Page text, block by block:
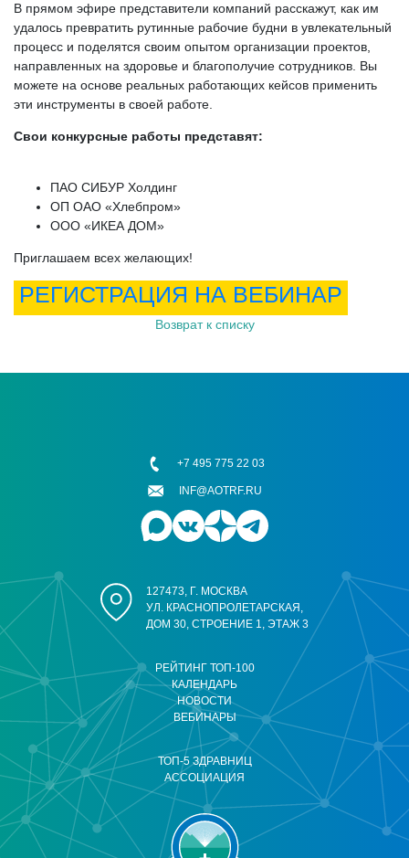
В прямом эфире представители компаний расскажут, как им
удалось превратить рутинные рабочие будни в увлекательный
процесс и поделятся своим опытом организации проектов,
направленных на здоровье и благополучие сотрудников. Вы
можете на основе реальных работающих кейсов применить
эти инструменты в своей работе.
Свои конкурсные работы представят:
ПАО СИБУР Холдинг
ОП ОАО «Хлебпром»
ООО «ИКЕА ДОМ»
Приглашаем всех желающих!
РЕГИСТРАЦИЯ НА ВЕБИНАР
Возврат к списку
РЕЙТИНГ ТОП-100
КАЛЕНДАРЬ
НОВОСТИ
ВЕБИНАРЫ
ТОП-5 ЗДРАВНИЦ
АССОЦИАЦИЯ
127473, Г. МОСКВА
УЛ. КРАСНОПРОЛЕТАРСКАЯ,
ДОМ 30, СТРОЕНИЕ 1, ЭТАЖ 3
+7 495 775 22 03
INF@AOTRF.RU